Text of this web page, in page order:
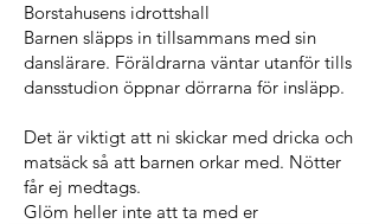
Borstahusens idrottshall
Barnen släpps in tillsammans med sin
danslärare. Föräldrarna väntar utanför tills
dansstudion öppnar dörrarna för insläpp.
Det är viktigt att ni skickar med dricka och
matsäck så att barnen orkar med. Nötter
får ej medtags.
Glöm heller inte att ta med er